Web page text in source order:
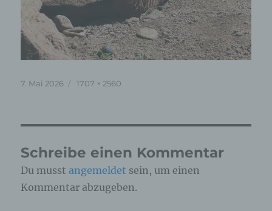
Veröffentlicht
7. Mai 2026 Originalgröße
1707 × 2560
Schreibe einen Kommentar
Du musst angemeldet sein, um einen
Kommentar abzugeben.